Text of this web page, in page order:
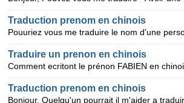
Traduction prenom en chinois
Traduire un prenon en chinois
Comment ecritont le prénon FABIEN en
Traduction prenom en chinois